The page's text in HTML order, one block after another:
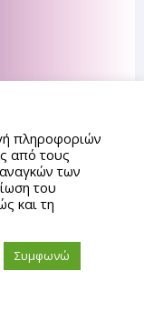
πληροφοριών
από τους
των
του
και τη
Συμφωνώ